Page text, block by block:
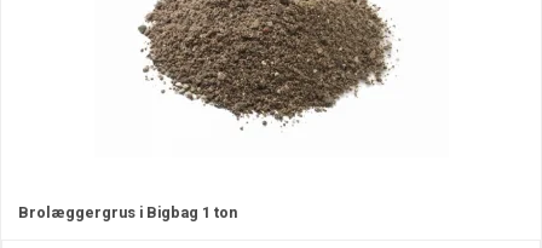
Brolæggergrus i Bigbag 1 ton